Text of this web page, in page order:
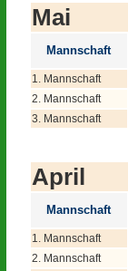
Mai
Mannschaft
1. Mannschaft
2. Mannschaft
3. Mannschaft
April
Mannschaft
1. Mannschaft
2. Mannschaft